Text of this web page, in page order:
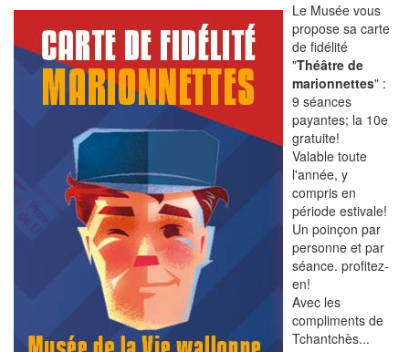
Le Musée vous
propose sa carte
de fidélité
"Théâtre de
marionnettes" :
9 séances
payantes; la 10e
gratuite!
Valable toute
l'année, y
compris en
période estivale!
Un poinçon par
personne et par
séance. profitez-
en!
Avec les
compliments de
Tchantchès...